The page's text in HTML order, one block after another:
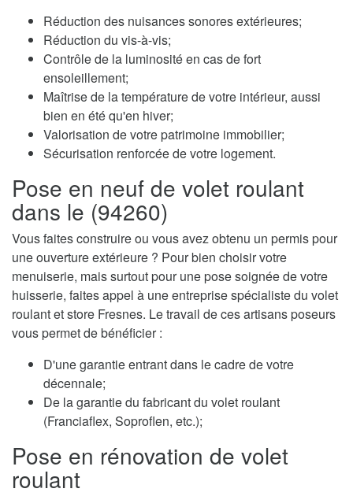
Réduction des nuisances sonores extérieures;
Réduction du vis-à-vis;
Contrôle de la luminosité en cas de fort
ensoleillement;
Maîtrise de la température de votre intérieur, aussi
bien en été qu'en hiver;
Valorisation de votre patrimoine immobilier;
Sécurisation renforcée de votre logement.
Pose en neuf de volet roulant
dans le (94260)
Vous faites construire ou vous avez obtenu un permis pour
une ouverture extérieure ? Pour bien choisir votre
menuiserie, mais surtout pour une pose soignée de votre
huisserie, faites appel à une entreprise spécialiste du volet
roulant et store Fresnes. Le travail de ces artisans poseurs
vous permet de bénéficier :
D'une garantie entrant dans le cadre de votre
décennale;
De la garantie du fabricant du volet roulant
(Franciaflex, Soproflen, etc.);
Pose en rénovation de volet
roulant